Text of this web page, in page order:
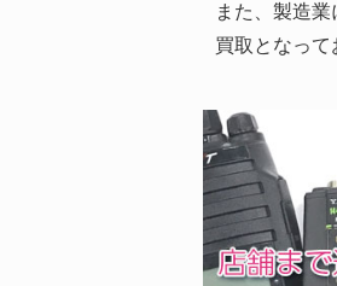
また、製造
買取となって